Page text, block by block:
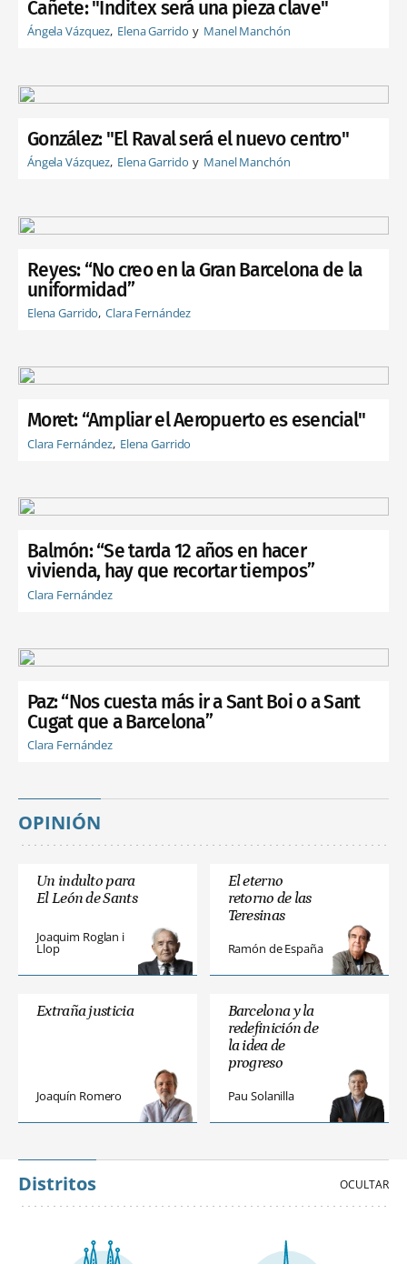
Cañete: "Inditex será una pieza clave"
Ángela Vázquez Elena Garrido Manel Manchón
González: "El Raval será el nuevo centro"
Ángela Vázquez Elena Garrido Manel Manchón
Reyes: “No creo en la Gran Barcelona de la
uniformidad”
Elena Garrido Clara Fernández
Moret: “Ampliar el Aeropuerto es esencial"
Clara Fernández Elena Garrido
Balmón: “Se tarda 12 años en hacer
vivienda, hay que recortar tiempos”
Clara Fernández
Paz: “Nos cuesta más ir a Sant Boi o a Sant
Cugat que a Barcelona”
Clara Fernández
OPINIÓN
Un indulto para
El León de Sants
Joaquim Roglan i
Llop
El eterno
retorno de las
Teresinas
Ramón de España
Extraña justicia
Joaquín Romero
Barcelona y la
redefinición de
la idea de
progreso
Pau Solanilla
Distritos